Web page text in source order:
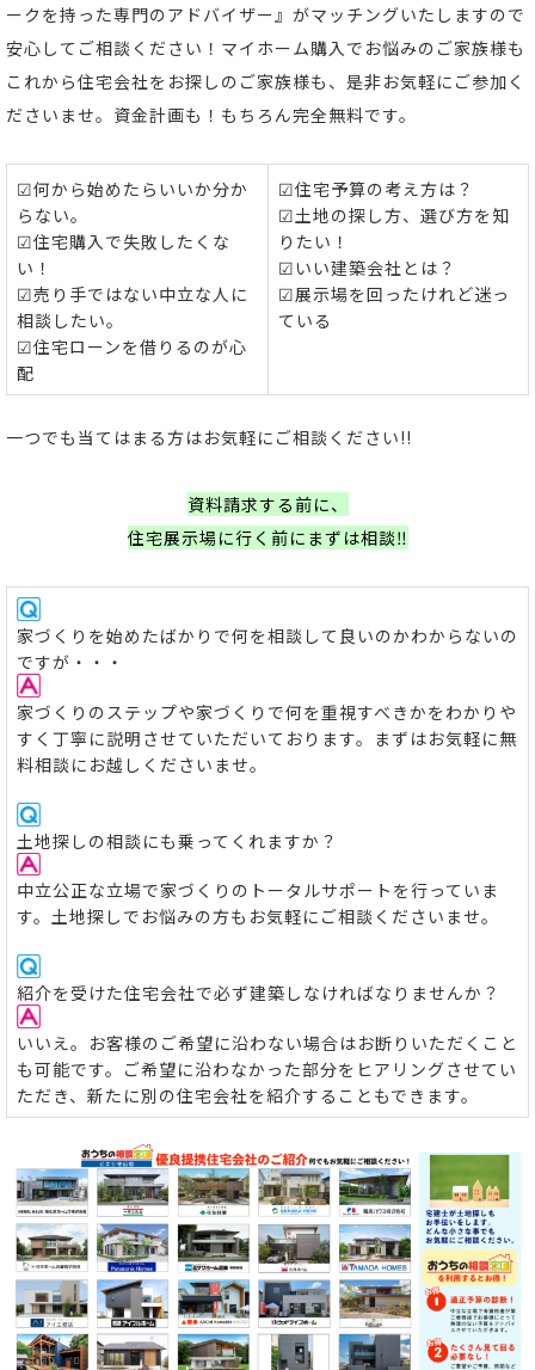
ークを持った専門のアドバイザー』がマッチングいたしますので
安心してご相談ください！マイホーム購入でお悩みのご家族様も
これから住宅会社をお探しのご家族様も、是非お気軽にご参加く
ださいませ。資金計画も！もちろん完全無料です。
☑何から始めたらいいか分か
らない。
☑住宅購入で失敗したくな
い！
☑売り手ではない中立な人に
相談したい。
☑住宅ローンを借りるのが心
配
☑住宅予算の考え方は？
☑土地の探し方、選び方を知
りたい！
☑いい建築会社とは？
☑展示場を回ったけれど迷っ
ている
一つでも当てはまる方はお気軽にご相談ください!!
資料請求する前に、
住宅展示場に行く前にまずは相談‼
家づくりを始めたばかりで何を相談して良いのかわからないの
ですが・・・
家づくりのステップや家づくりで何を重視すべきかをわかりや
すく丁寧に説明させていただいております。まずはお気軽に無
料相談にお越しくださいませ。
土地探しの相談にも乗ってくれますか？
中立公正な立場で家づくりのトータルサポートを行っていま
す。土地探しでお悩みの方もお気軽にご相談くださいませ。
紹介を受けた住宅会社で必ず建築しなければなりませんか？
いいえ。お客様のご希望に沿わない場合はお断りいただくこと
も可能です。ご希望に沿わなかった部分をヒアリングさせてい
ただき、新たに別の住宅会社を紹介することもできます。